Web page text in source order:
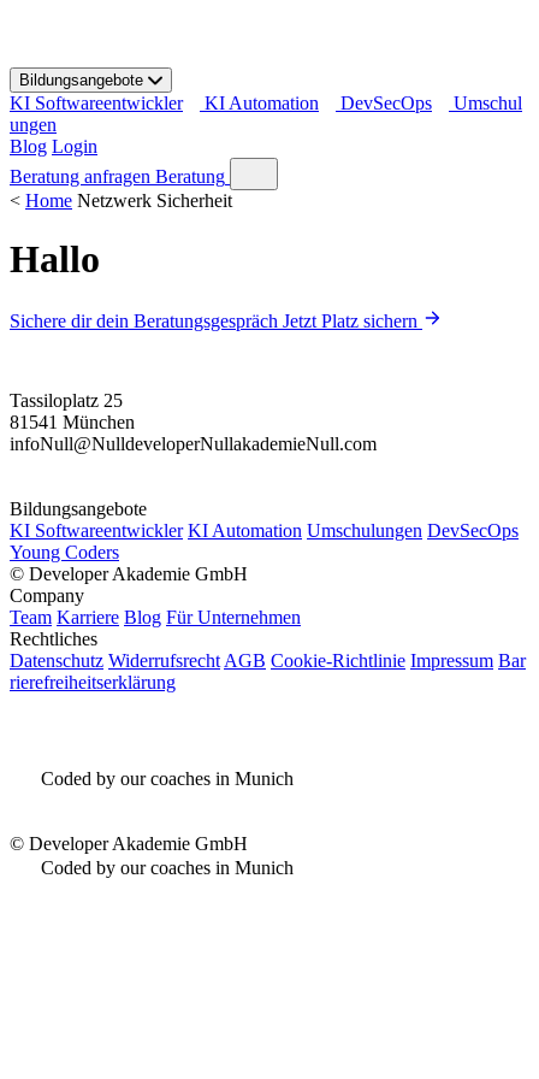
t
o
c
o
n
t
Bildungsangebote
KI Softwareentwickler KI Automation DevSecOps
Umschul
ungen
Blog Login
Beratung anfragen Beratung
< Home Netzwerk Sicherheit
Hallo
Sichere dir dein Beratungsgespräch Jetzt Platz sichern
Tassiloplatz 25
81541 München
infoNull@NulldeveloperNullakademieNull.com
Bildungsangebote
KI Softwareentwickler KI Automation Umschulungen DevSecOps
Young Coders
© Developer Akademie GmbH
Company
Team Karriere Blog Für Unternehmen
Rechtliches
Datenschutz Widerrufsrecht AGB Cookie-Richtlinie Impressum Bar
rierefreiheitserklärung
Coded by our coaches in Munich
© Developer Akademie GmbH
Coded by our coaches in Munich